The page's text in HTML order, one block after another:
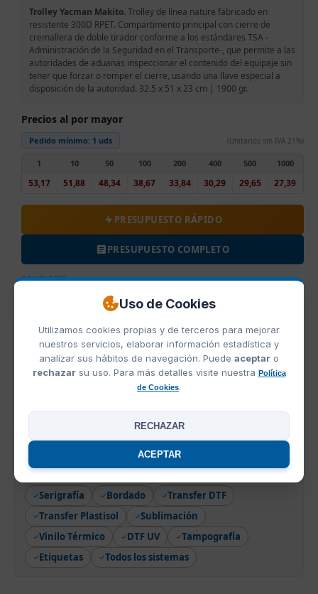
Uso de Cookies
Utilizamos cookies propias y de terceros para mejorar
nuestros servicios, elaborar información estadística y
analizar sus hábitos de navegación. Puede aceptar o
rechazarsu uso. Para más detalles visite nuestra Política
de Cookies.
RECHAZAR
ACEPTAR
Trolley Yacman Makito.Trolley de línea nature fabricado en
resistente 300D RPET. Compartimento principal con cierre de
cremallera de doble tirador conforme a los estándares TSA -
Administración de la Seguridad en el Transporte-, que permite a las
autoridades de aduanas inspeccionar el contenido del equipaje sin
tener que forzar o romper el cierre, usando una llave especial a
disposición de la autoridad. 32.5 x 51 x 23 cm | 1900 gr.
Precios al por mayor
Pedido mínimo: 1 uds (Unitarios sin IVA 21%)
1
53,17
10
51,88
50
48,34
100
38,67
200
33,84
400
30,29
500
29,65
1000
27,39
PRESUPUESTO RÁPIDO
PRESUPUESTO COMPLETO
COMPARTIR
COLORES TROLLEY YACMAN MAKITO
Impresión de Trolley Yacman Makito
Serigrafía Bordado
Transfer DTF
Transfer Plastisol
Sublimación
Vinilo Térmico
DTF UV
Tampografía
Etiquetas
Todos los sistemas